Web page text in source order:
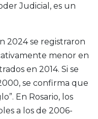
Judicial, es un
2024 se registraron
menor en
en 2014. Si se
se confirma que
En Rosario, los
a los de 2006-